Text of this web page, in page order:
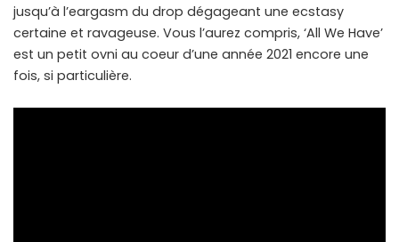
jusqu’à l’eargasm du drop dégageant une ecstasy
certaine et ravageuse. Vous l’aurez compris, ‘All We Have’
est un petit ovni au coeur d’une année 2021 encore une
fois, si particulière.